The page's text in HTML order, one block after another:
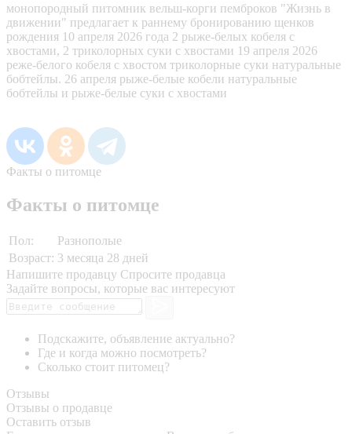
монопородный питомник вельш-корги пемброков "Жизнь в
движении" предлагает к раннему бронированию щенков
рождения 10 апреля 2026 года 2 рыже-белых кобеля с
хвостами, 2 триколорных суки с хвостами 19 апреля 2026
реже-белого кобеля с хвостом триколорные суки натуральные
бобтейлы. 26 апреля рыже-белые кобели натуральные
бобтейлы и рыже-белые суки с хвостами
Факты о питомце
Факты о питомце
Пол:
Разнополые
Возраст: 3 месяца 28 дней
Напишите продавцу Спросите продавца
Задайте вопросы, которые вас интересуют
Подскажите, объявление актуально?
Где и когда можно посмотреть?
Сколько стоит питомец?
Отзывы
Отзывы о продавце
Оставить отзыв